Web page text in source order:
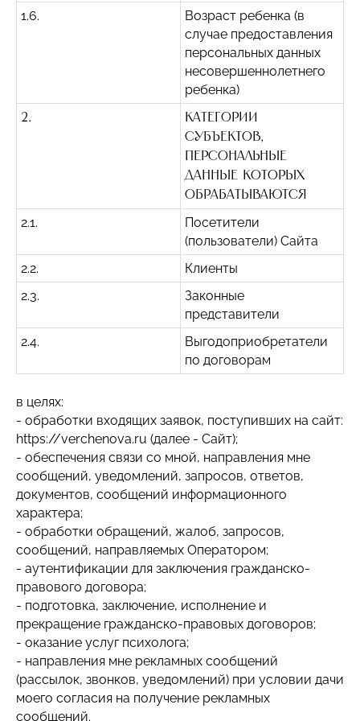
1.6.
Возраст ребенка (в
случае предоставления
персональных данных
несовершеннолетнего
ребенка)
2.
Категории
субъектов,
персональные
данные которых
обрабатываются
2.1.
Посетители
(пользователи) Сайта
2.2.
Клиенты
2.3.
Законные
представители
2.4.
Выгодоприобретатели
по договорам
в целях:
- обработки входящих заявок, поступивших на сайт:
https://verchenova.ru (далее - Сайт);
- обеспечения связи со мной, направления мне
сообщений, уведомлений, запросов, ответов,
документов, сообщений информационного
характера;
- обработки обращений, жалоб, запросов,
сообщений, направляемых Оператором;
- аутентификации для заключения гражданско-
правового договора;
- подготовка, заключение, исполнение и
прекращение гражданско-правовых договоров;
- оказание услуг психолога;
- направления мне рекламных сообщений
(рассылок, звонков, уведомлений) при условии дачи
моего согласия на получение рекламных
сообщений.